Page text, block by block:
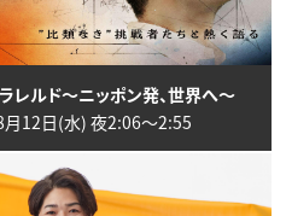
レルド～ニッポン発、世界へ～
月12日(水) 夜2:06〜2:55